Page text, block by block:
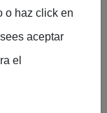
o haz click en
aceptar
el